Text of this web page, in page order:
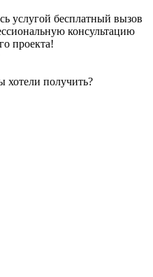
услугой бесплатный вызов
консультацию
проекта!
хотели получить?